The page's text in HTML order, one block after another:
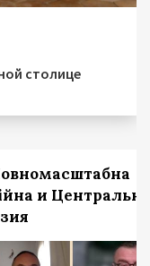
столице
и